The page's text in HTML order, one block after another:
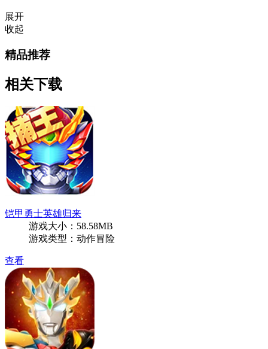
展开
收起
精品推荐
相关下载
铠甲勇士英雄归来
游戏大小：58.58MB
游戏类型：动作冒险
查看